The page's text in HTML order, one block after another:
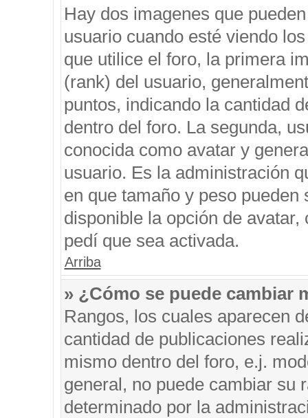
Hay dos imagenes que
usuario cuando esté viendo
que utilice el foro, la primera
(rank) del usuario,
puntos, indicando la cantidad
dentro del foro. La segunda,
conocida como avatar y
usuario. Es la administración
en que tamaño y peso
disponible la opción de
pedí que sea activada.
Arriba
» ¿Cómo se puede cambiar
Rangos, los cuales aparecen
cantidad de publicaciones
mismo dentro del foro, e.j.
general, no puede cambiar su
determinado por la